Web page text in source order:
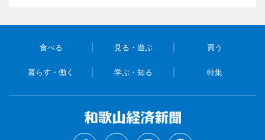
食べる 見る・遊ぶ 買う
暮らす・働く 学ぶ・知る 特集